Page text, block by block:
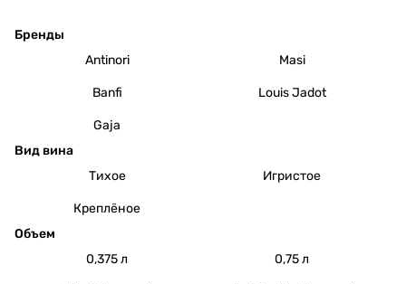
Бренды
Antinori
Masi
Banfi Louis Jadot
Gaja
Вид вина
Тихое
Игристое
Креплёное
Объем
0,375 л
0,75 л